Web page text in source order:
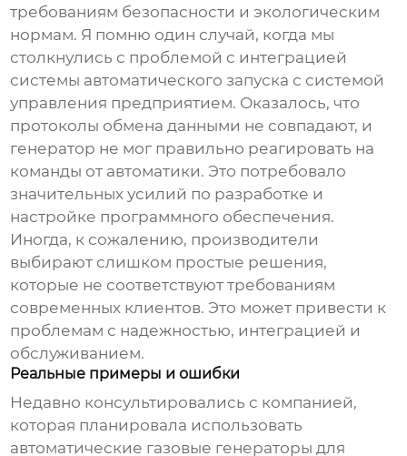
требованиям безопасности и экологическим
нормам. Я помню один случай, когда мы
столкнулись с проблемой с интеграцией
системы автоматического запуска с системой
управления предприятием. Оказалось, что
протоколы обмена данными не совпадают, и
генератор не мог правильно реагировать на
команды от автоматики. Это потребовало
значительных усилий по разработке и
настройке программного обеспечения.
Иногда, к сожалению, производители
выбирают слишком простые решения,
которые не соответствуют требованиям
современных клиентов. Это может привести к
проблемам с надежностью, интеграцией и
обслуживанием.
Реальные примеры и ошибки
Недавно консультировались с компанией,
которая планировала использовать
автоматические газовые генераторы для